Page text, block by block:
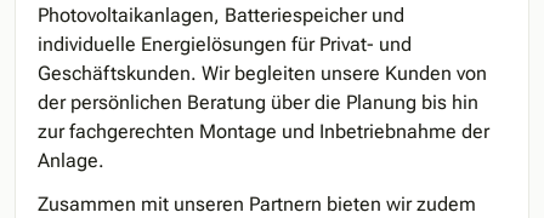
Photovoltaikanlagen, Batteriespeicher und
individuelle Energielösungen für Privat- und
Geschäftskunden. Wir begleiten unsere Kunden von
der persönlichen Beratung über die Planung bis hin
zur fachgerechten Montage und Inbetriebnahme der
Anlage.
Zusammen mit unseren Partnern bieten wir zudem